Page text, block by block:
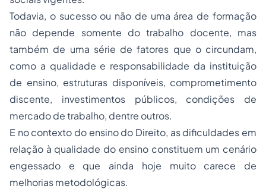
Todavia, o sucesso ou não de uma área de formação
não depende somente do trabalho docente, mas
também de uma série de fatores que o circundam,
como a qualidade e responsabilidade da instituição
de ensino, estruturas disponíveis, comprometimento
discente, investimentos públicos, condições de
mercado de trabalho, dentre outros.
E no contexto do ensino do Direito, as dificuldades em
relação à qualidade do ensino constituem um cenário
engessado e que ainda hoje muito carece de
melhorias metodológicas.